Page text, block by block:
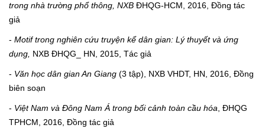
trong nhà trường phổ thông, NXB ĐHQG-HCM, 2016, Đồng tác
giả
- Motif trong nghiên cứu truyện kể dân gian: Lý thuyết và ứng
dụng, NXB ĐHQG_ HN, 2015, Tác giả
- Văn học dân gian An Giang (3 tập), NXB VHDT, HN, 2016, Đồng
biên soạn
- Việt Nam và Đông Nam Á trong bối cảnh toàn cầu hóa, ĐHQG
TPHCM, 2016, Đồng tác giả